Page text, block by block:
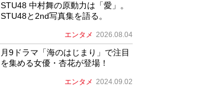
STU48 中村舞の原動力は「愛」。
STU48と2nd写真集を語る。
エンタメ 2026.08.04
月9ドラマ「海のはじまり」で注目
を集める女優・杏花が登場！
エンタメ 2024.09.02